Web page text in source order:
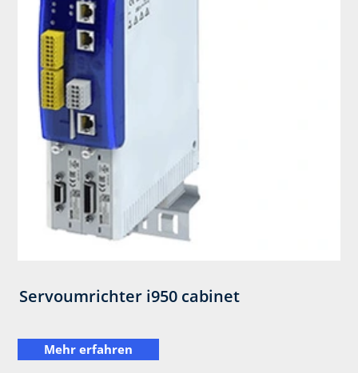
Servoumrichter i950 ​cabinet
Mehr erfahren